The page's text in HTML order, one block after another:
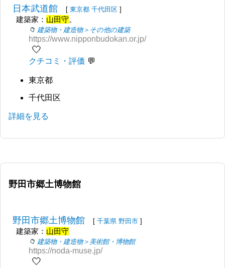
日本武道館 [ 東京都 千代田区 ]
建築家： 山田守。
建築物・建造物＞その他の建築
https://www.nipponbudokan.or.jp/
🤍
クチコミ・評価
東京都
千代田区
詳細を見る
野田市郷土博物館
野田市郷土博物館 [ 千葉県 野田市 ]
建築家： 山田守
建築物・建造物＞美術館・博物館
https://noda-muse.jp/
🤍